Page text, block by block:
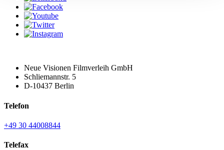
Neue Visionen Filmverleih GmbH
Schliemannstr. 5
D-10437 Berlin
Telefon
+49 30 44008844
Telefax